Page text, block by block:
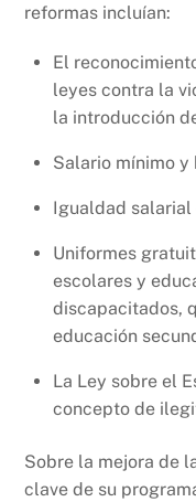
reformas incluían:
El
leyes contra la
la introducción
Salario mínimo y
Igualdad salarial
Uniformes
escolares y
discapacitados,
educación
La Ley sobre el
concepto de
Sobre la mejora de
clave de su